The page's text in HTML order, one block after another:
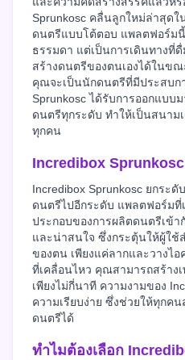
Sprunkosc คลื่นลูกใหม่ล่าสุดใ
ดนตรีแบบโต้ตอบ แพลตฟอร์ม
ธรรมดา แต่เป็นการเดินทางที่
สร้างดนตรีของตนเองได้ในข
คุณจะเป็นนักดนตรีที่มีประสบก
Sprunkosc ได้รับการออกแบบ
ดนตรีทุกระดับ ทำให้เป็นสนา
ทุกคน
Incredibox
Incredibox Sprunkosc ยกระ
ดนตรีไปอีกระดับ แพลตฟอร์มที่
ประกอบของการผลิตดนตรีเข้
และน่าสนใจ ซึ่งกระตุ้นให้ผู้ใช้
ของตน เพียงแค่ลากและวางไ
ที่เคลื่อนไหว คุณสามารถสร้าง
เพียงไม่กี่นาที ความงามของ
ความเรียบง่าย ซึ่งช่วยให้ทุกค
ดนตรีได้
ทำไมต้องเลือก